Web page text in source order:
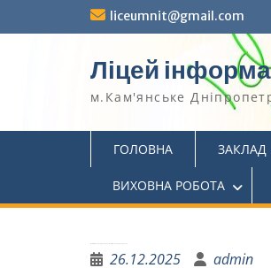
liceumnit@gmail.com
Ліцей
м.Кам'янське
ГОЛОВНА ЗАКЛАД
ВИХОВНА РОБОТА
26.12.2025 admin